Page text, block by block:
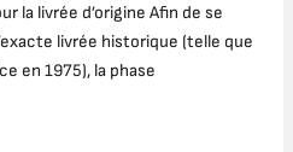
la livrée d’origine Afin de se
livrée historique (telle que
en 1975), la phase